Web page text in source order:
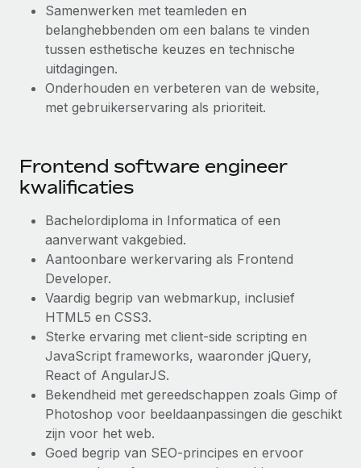
Phiture, een toonaangevende leider in de wereldwijde
mobiele groeiadviessector, zet zich sinds 2016...
Meer informatie
Samenwerken met teamleden en
belanghebbenden om een balans te vinden
tussen esthetische keuzes en technische
uitdagingen.
Onderhouden en verbeteren van de website,
met gebruikerservaring als prioriteit.
Frontend software engineer
kwalificaties
Bachelordiploma in Informatica of een
aanverwant vakgebied.
Aantoonbare werkervaring als Frontend
Developer.
Vaardig begrip van webmarkup, inclusief
HTML5 en CSS3.
Sterke ervaring met client-side scripting en
JavaScript frameworks, waaronder jQuery,
React of AngularJS.
Bekendheid met gereedschappen zoals Gimp of
Photoshop voor beeldaanpassingen die geschikt
zijn voor het web.
Goed begrip van SEO-principes en ervoor